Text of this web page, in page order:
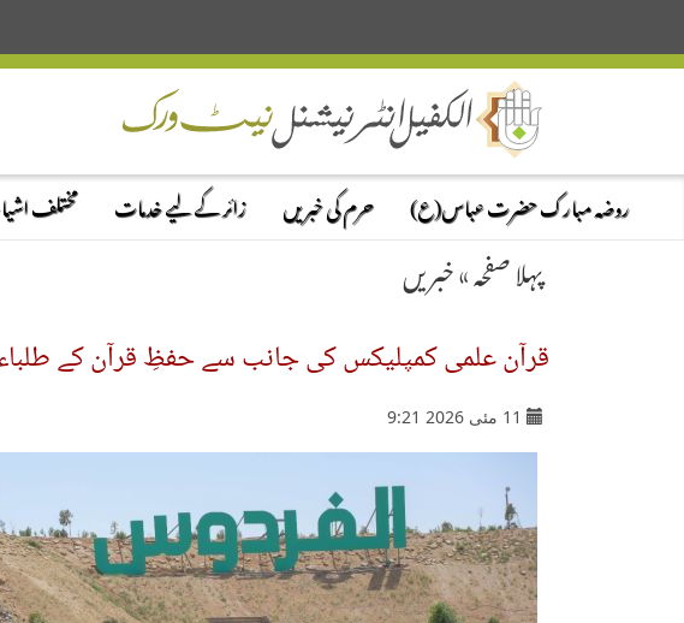
روضہ مبارک حضرت عباس(ع) حرم کی خبریں زائر کے لیے خدمات مختلف
پہلا صفحہ»خبریں
قرآن علمی کمپلیکس کی جانب سے حفظِ قرآن کے
11 مئی 2026 9:21